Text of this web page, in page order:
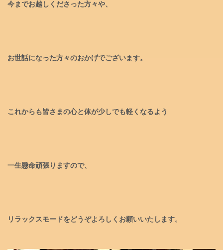
今までお越しくださった方々や、
お世話になった方々のおかげでございます。
これからも皆さまの心と体が少しでも軽くなるよう
一生懸命頑張りますので、
リラックスモードをどうぞよろしくお願いいたします。